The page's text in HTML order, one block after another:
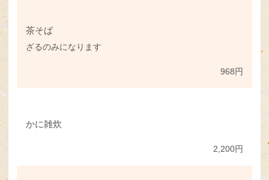
茶そば
ざるのみになります
968円
かに雑炊
2,200円